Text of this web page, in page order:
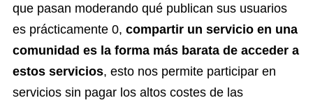
que pasan moderando qué publican sus usuarios
es prácticamente 0, compartir un servicio en una
comunidad es la forma más barata de acceder a
estos servicios, esto nos permite participar en
servicios sin pagar los altos costes de las